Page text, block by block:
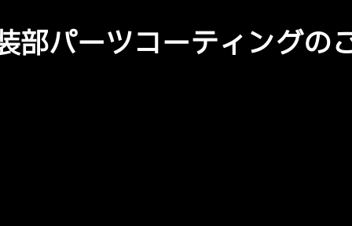
部パーツコーティングの